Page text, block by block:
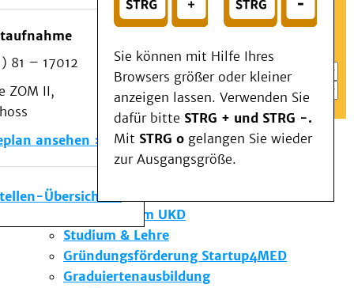
oder
Wählen Sie ein Thema für Ihren Schnelleinstieg
81 – 17012
ZOM II,
ansehen
Übersicht
Sie können mit Hilfe Ihres
Browsers größer oder kleiner
anzeigen lassen. Verwenden Sie
dafür bitte STRG + und STRG -.
Mit STRG o gelangen Sie wieder
zur Ausgangsgröße.
Patienten & Besucher
Kliniken/Institute/Zentren
Als Patient am UKD
Beratung und Unterstützung
Veranstaltungen
Kommunikation im Medizinwesen (KIM)
Notfall
Forschung & Lehre
Die Institute des UKD
Forschung am UKD
Studium & Lehre
Gründungsförderung Startup4MED
Graduiertenausbildung